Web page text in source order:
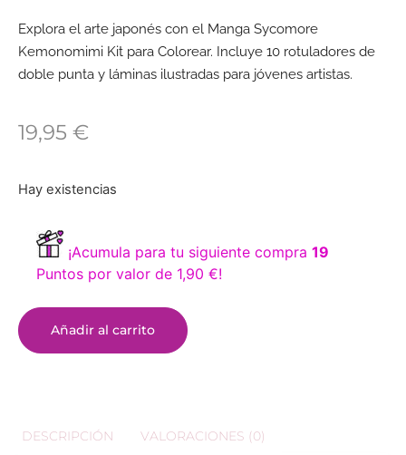
Explora el arte japonés con el Manga Sycomore
Kemonomimi Kit para Colorear. Incluye 10 rotuladores de
doble punta y láminas ilustradas para jóvenes artistas.
19,95 €
Hay existencias
¡Acumula para tu siguiente compra 19
Puntos por valor de 1,90 €!
Añadir al carrito
DESCRIPCIÓN VALORACIONES (0)